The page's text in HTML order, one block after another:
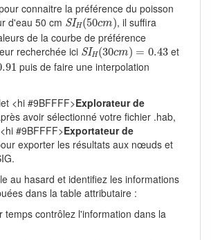
connaitre la préférence du poisson
d'eau 50 cm SIH(50cm)
SIH(50cm), il suffira
de la courbe de préférence
recherchée ici SIH(30cm) = 0.43
SIH(30cm)=0.43et
puis de faire une interpolation
<hi #9BFFFF>Explorateur de
avoir sélectionné votre fichier .hab,
#9BFFFF>Exportateur de
exporter les résultats aux nœuds et
au hasard et identifiez les informations
dans la table attributaire :
temps contrôlez l'information dans la